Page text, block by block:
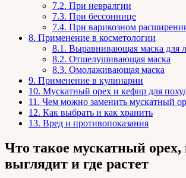
7.2. При невралгии
7.3. При бессоннице
7.4. При варикозном
8. Применение в косметологии
8.1. Выравнивающая маска для
8.2. Отшелушивающая маска
8.3. Омолаживающая маска
9. Применение в кулинарии
10. Мускатный орех и кефир для
11. Чем можно заменить мускатный
12. Как выбрать и как хранить
13. Вред и противопоказания
Что такое мускатный орех,
выглядит и где растет